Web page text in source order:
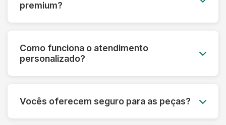
premium?
vintage, uniformes especiais e qualquer peça de
alto valor monetário ou sentimental.
Como funciona o atendimento
personalizado?
desde a avaliação inicial até a entrega,
oferecendo orientações personalizadas.
Vocês oferecem seguro para as peças?